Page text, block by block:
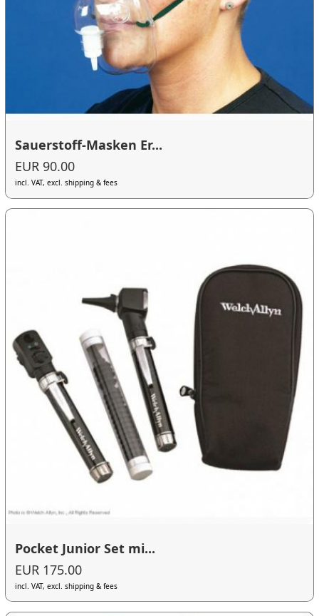
Sauerstoff-Masken Er...
EUR 90.00
incl. VAT, excl. shipping & fees
Pocket Junior Set mi...
EUR 175.00
incl. VAT, excl. shipping & fees